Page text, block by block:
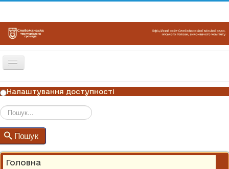
Перемикач
ГОЛОВНА
НОВИНИ
ОГОЛОШЕННЯ
ГРАФІКИ ПРИЙОМУ
КОНТАКТИ
Налаштування доступності
Пошук
Головна